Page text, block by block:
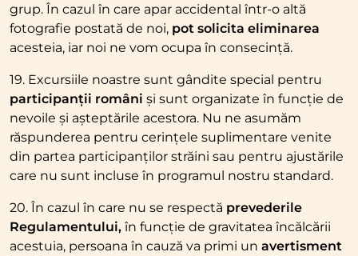
grup. În cazul în care apar accidental într-o altă
fotografie postată de noi, pot solicita eliminarea
acesteia, iar noi ne vom ocupa în consecință.
19. Excursiile noastre sunt gândite special pentru
participanții români și sunt organizate în funcție de
nevoile și așteptările acestora. Nu ne asumăm
răspunderea pentru cerințele suplimentare venite
din partea participanților străini sau pentru ajustările
care nu sunt incluse în programul nostru standard.
20. În cazul în care nu se respectă prevederile
Regulamentului, în funcție de gravitatea încălcării
acestuia, persoana în cauză va primi un avertisment